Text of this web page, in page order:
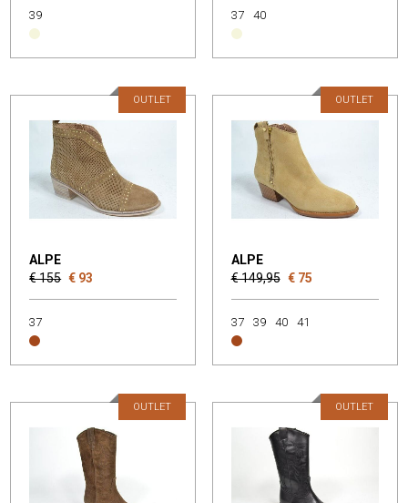
39 37 40
ALPE
€ 155 € 93
OUTLET
37
ALPE
€ 149,95 € 75
OUTLET
37 39 40 41
OUTLET OUTLET